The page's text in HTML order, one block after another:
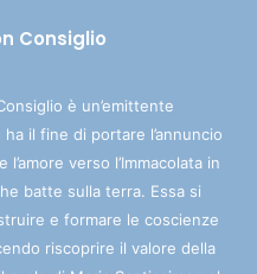
Consiglio
è un’emittente
il fine di portare l’annuncio
l’amore verso l’Immacolata in
batte sulla terra. Essa si
e formare le coscienze
riscoprire il valore della